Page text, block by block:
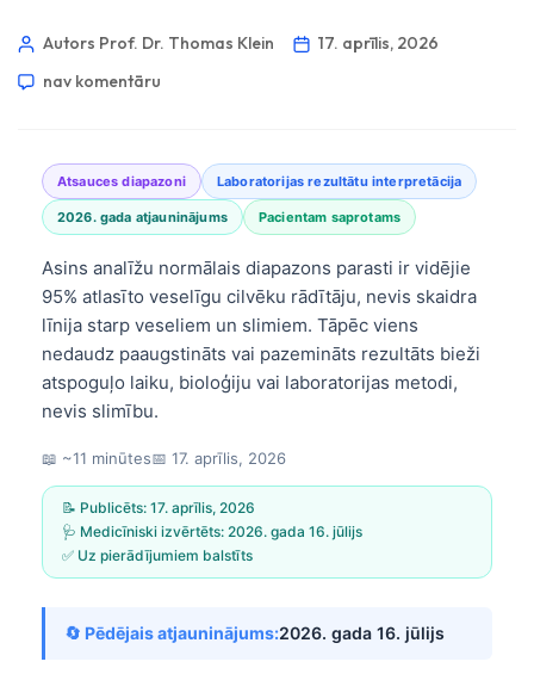
Autors Prof. Dr. Thomas Klein
17. aprīlis, 2026
nav komentāru
Atsauces diapazoni Laboratorijas rezultātu interpretācija
2026. gada atjauninājums Pacientam saprotams
Asins analīžu normālais diapazons parasti ir vidējie
95% atlasīto veselīgu cilvēku rādītāju, nevis skaidra
līnija starp veseliem un slimiem. Tāpēc viens
nedaudz paaugstināts vai pazemināts rezultāts bieži
atspoguļo laiku, bioloģiju vai laboratorijas metodi,
nevis slimību.
📖 ~11 minūtes📅 17. aprīlis, 2026
📝 Publicēts: 17. aprīlis, 2026
🩺 Medicīniski izvērtēts: 2026. gada 16. jūlijs
✅ Uz pierādījumiem balstīts
🔄 Pēdējais atjauninājums:2026. gada 16. jūlijs